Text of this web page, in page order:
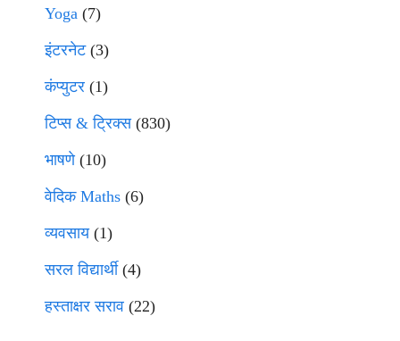
Yoga (7)
इंटरनेट(3)
कंप्युटर (1)
टिप्स & ट्रिक्स(830)
भाषणे(10)
वेदिक Maths (6)
व्यवसाय(1)
सरल विद्यार्थी(4)
हस्ताक्षर सराव (22)